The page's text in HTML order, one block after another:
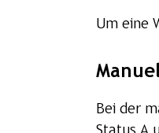
Um eine
Bei der